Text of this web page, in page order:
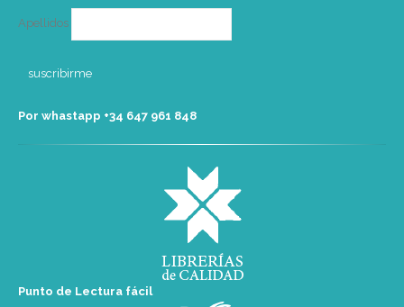
Apellidos
Por whastapp +34 ‭647 961 848‬
Punto de Lectura fácil